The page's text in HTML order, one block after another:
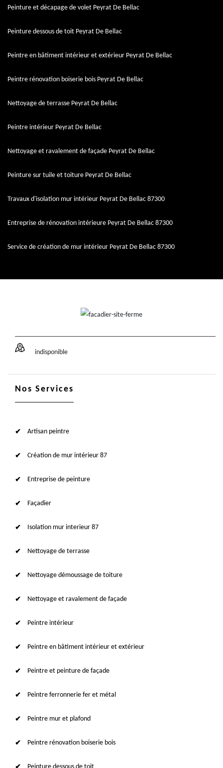
Peinture et décapage de volet Peyrat De Bellac
Peinture dessous de toit Peyrat De Bellac
Peintre en bâtiment intérieur et extérieur Peyrat De Bellac
Peintre rénovation boiserie bois Peyrat De Bellac
Nettoyage de terrasse Peyrat De Bellac
Peintre intérieur Peyrat De Bellac
Nettoyage et ravalement de façade Peyrat De Bellac
Peinture sur tuile et toiture Peyrat De Bellac
Travaux d'isolation mur intérieur Peyrat De Bellac 87300
Entreprise de rénovation intérieure Peyrat De Bellac 87300
Service de création de mur intérieur Peyrat De Bellac 87300
indisponible
Nos Services
Artisan peintre
Création de mur intérieur 87
Entreprise de peinture
Façadier
Isolation mur interieur 87
Nettoyage de terrasse
Nettoyage démoussage de toiture
Nettoyage et ravalement de façade
Peintre intérieur
Peintre en bâtiment intérieur et extérieur
Peintre et peinture de façade
Peintre ferronnerie fer et métal
Peintre mur et plafond
Peintre rénovation boiserie bois